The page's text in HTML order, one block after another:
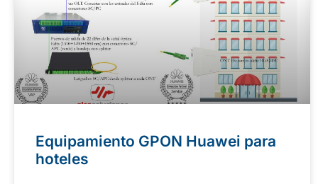
Equipamiento GPON Huawei para
hoteles